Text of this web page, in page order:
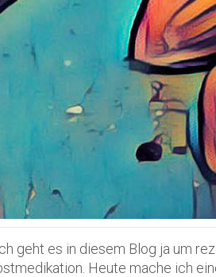
geht es in diesem Blog ja um
Heute mache ich